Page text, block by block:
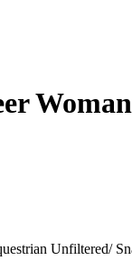
Woman
Unfiltered/